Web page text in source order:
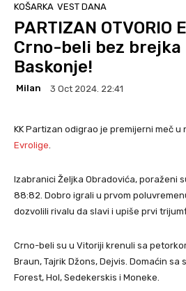
KOŠARKA VEST DANA
PARTIZAN OTVORIO
Crno-beli bez
Baskonje!
Milan 3 Oct 2024. 22:41
KK Partizan odigrao je premijerni meč
Evrolige
Izabranici Željka Obradovića, poraženi
88:82. Dobro igrali u prvom
dozvolili rivalu da slavi i upiše prvi
Crno-beli su u Vitoriji krenuli sa
Braun, Tajrik Džons, Dejvis. Domaćin sa
Forest, Hol, Sedekerskis i Moneke.